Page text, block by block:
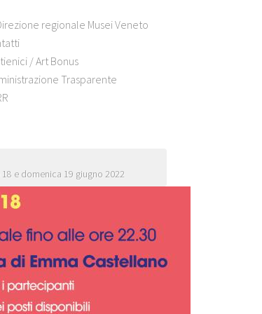
regionale Musei Veneto
/ Art Bonus
Trasparente
e domenica 19 giugno 2022